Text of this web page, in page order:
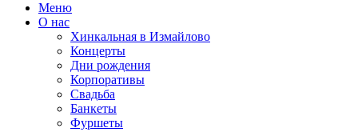
Меню
О нас
Хинкальная в Измайлово
Концерты
Дни рождения
Корпоративы
Свадьба
Банкеты
Фуршеты